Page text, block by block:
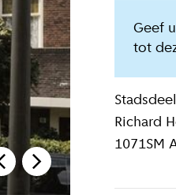
Vorige slideVolgende slide
Geef
tot
Stadsdeel
Richard
1071SM